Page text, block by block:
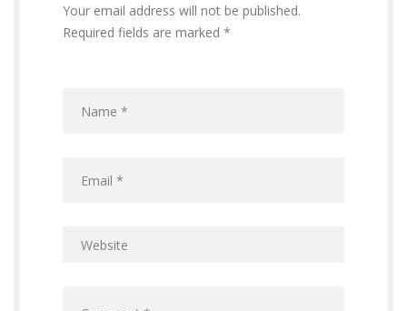
Your email address will not be published.
Required fields are marked *